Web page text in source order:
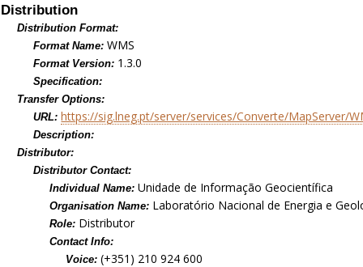
Distribution
Distribution Format:
Format Name:WMS
Format Version: 1.3.0
Specification:
Transfer Options:
URL: https://sig.lneg.pt/server/services/Converte/MapServer/
Description:
Distributor:
Distributor Contact:
Individual Name:Unidade de Informação Geocientífica
Organisation Name: Laboratório Nacional de Energia e
Role: Distributor
Contact Info:
Voice:(+351) 210 924 600